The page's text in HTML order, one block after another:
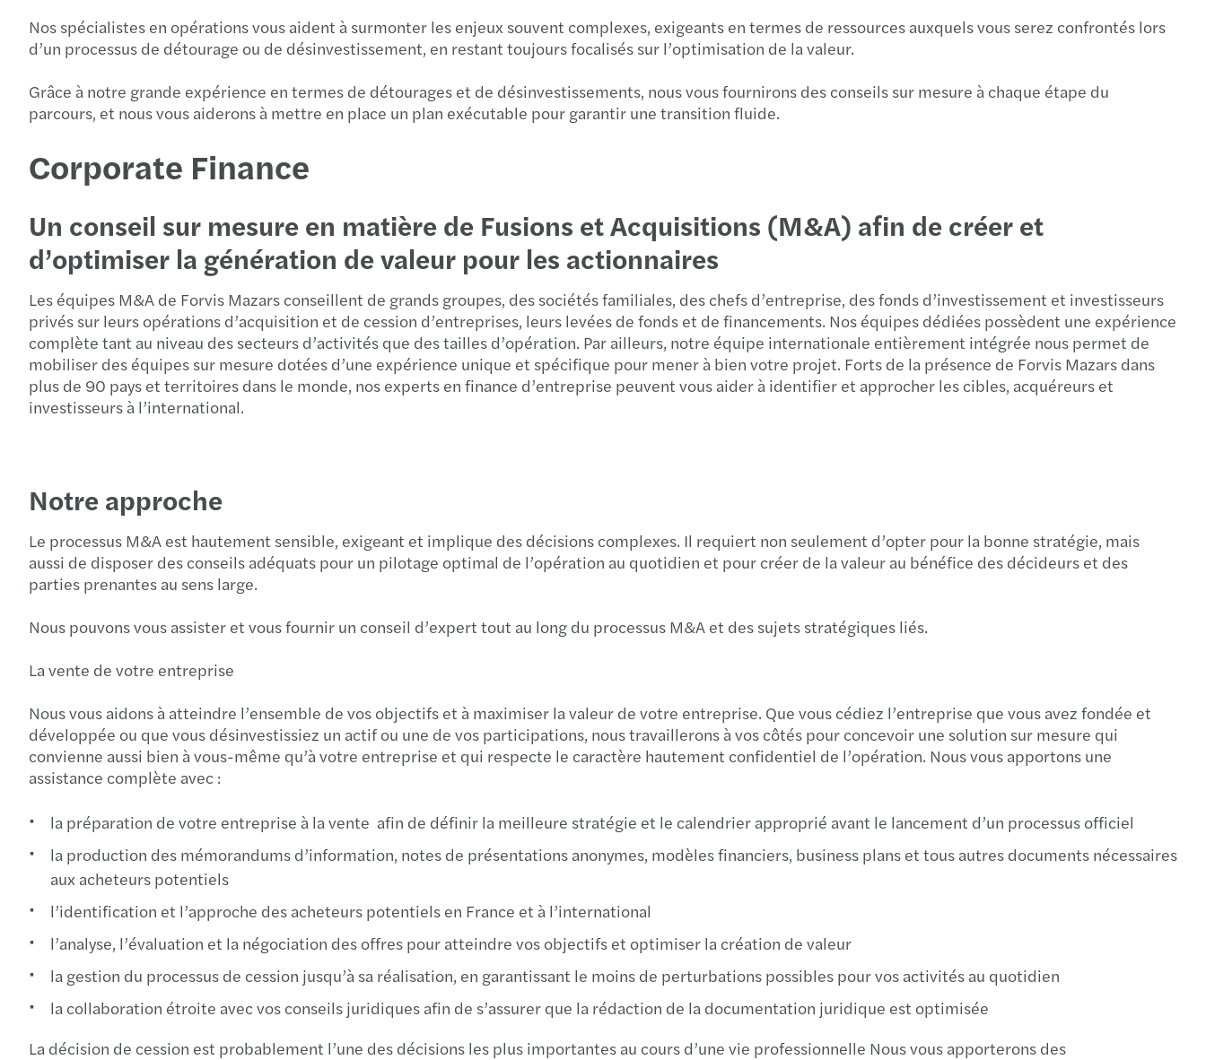
Nos spécialistes en opérations vous aident à surmonter les enjeux souvent complexes, exigeants en termes de ressources auxquels vous serez confrontés lors
d’un processus de détourage ou de désinvestissement, en restant toujours focalisés sur l’optimisation de la valeur.
Grâce à notre grande expérience en termes de détourages et de désinvestissements, nous vous fournirons des conseils sur mesure à chaque étape du
parcours, et nous vous aiderons à mettre en place un plan exécutable pour garantir une transition fluide.
Corporate Finance
Un conseil sur mesure en matière de Fusions et Acquisitions (M&A) afin de créer et
d’optimiser la génération de valeur pour les actionnaires
Les équipes M&A de Forvis Mazars conseillent de grands groupes, des sociétés familiales, des chefs d’entreprise, des fonds d’investissement et investisseurs
privés sur leurs opérations d’acquisition et de cession d’entreprises, leurs levées de fonds et de financements. Nos équipes dédiées possèdent une expérience
complète tant au niveau des secteurs d’activités que des tailles d’opération. Par ailleurs, notre équipe internationale entièrement intégrée nous permet de
mobiliser des équipes sur mesure dotées d’une expérience unique et spécifique pour mener à bien votre projet. Forts de la présence de Forvis Mazars dans
plus de 90 pays et territoires dans le monde, nos experts en finance d’entreprise peuvent vous aider à identifier et approcher les cibles, acquéreurs et
investisseurs à l’international.
Notre approche
Le processus M&A est hautement sensible, exigeant et implique des décisions complexes. Il requiert non seulement d’opter pour la bonne stratégie, mais
aussi de disposer des conseils adéquats pour un pilotage optimal de l’opération au quotidien et pour créer de la valeur au bénéfice des décideurs et des
parties prenantes au sens large.
Nous pouvons vous assister et vous fournir un conseil d’expert tout au long du processus M&A et des sujets stratégiques liés.
La vente de votre entreprise
Nous vous aidons à atteindre l’ensemble de vos objectifs et à maximiser la valeur de votre entreprise. Que vous cédiez l’entreprise que vous avez fondée et
développée ou que vous désinvestissiez un actif ou une de vos participations, nous travaillerons à vos côtés pour concevoir une solution sur mesure qui
convienne aussi bien à vous-même qu’à votre entreprise et qui respecte le caractère hautement confidentiel de l’opération. Nous vous apportons une
assistance complète avec :
la préparation de votre entreprise à la vente afin de définir la meilleure stratégie et le calendrier approprié avant le lancement d’un processus officiel
la production des mémorandums d’information, notes de présentations anonymes, modèles financiers, business plans et tous autres documents nécessaires
aux acheteurs potentiels
l’identification et l’approche des acheteurs potentiels en France et à l’international
l’analyse, l’évaluation et la négociation des offres pour atteindre vos objectifs et optimiser la création de valeur
la gestion du processus de cession jusqu’à sa réalisation, en garantissant le moins de perturbations possibles pour vos activités au quotidien
la collaboration étroite avec vos conseils juridiques afin de s’assurer que la rédaction de la documentation juridique est optimisée
La décision de cession est probablement l’une des décisions les plus importantes au cours d’une vie professionnelle Nous vous apporterons des